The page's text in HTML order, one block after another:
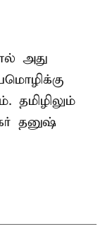
அது
தமிழிலும்
தனுஷ்